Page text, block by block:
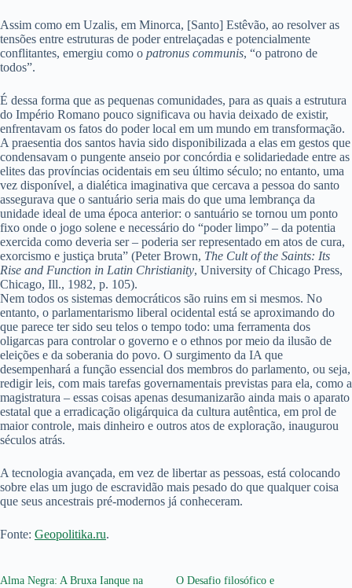
Assim como em Uzalis, em Minorca, [Santo] Estêvão, ao resolver as
tensões entre estruturas de poder entrelaçadas e potencialmente
conflitantes, emergiu como o patronus communis, “o patrono de
todos”.
É dessa forma que as pequenas comunidades, para as quais a estrutura
do Império Romano pouco significava ou havia deixado de existir,
enfrentavam os fatos do poder local em um mundo em transformação.
A praesentia dos santos havia sido disponibilizada a elas em gestos que
condensavam o pungente anseio por concórdia e solidariedade entre as
elites das províncias ocidentais em seu último século; no entanto, uma
vez disponível, a dialética imaginativa que cercava a pessoa do santo
assegurava que o santuário seria mais do que uma lembrança da
unidade ideal de uma época anterior: o santuário se tornou um ponto
fixo onde o jogo solene e necessário do “poder limpo” – da potentia
exercida como deveria ser – poderia ser representado em atos de cura,
exorcismo e justiça bruta” (Peter Brown, The Cult of the Saints: Its
Rise and Function in Latin Christianity, University of Chicago Press,
Chicago, Ill., 1982, p. 105).
Nem todos os sistemas democráticos são ruins em si mesmos. No
entanto, o parlamentarismo liberal ocidental está se aproximando do
que parece ter sido seu telos o tempo todo: uma ferramenta dos
oligarcas para controlar o governo e o ethnos por meio da ilusão de
eleições e da soberania do povo. O surgimento da IA que
desempenhará a função essencial dos membros do parlamento, ou seja,
redigir leis, com mais tarefas governamentais previstas para ela, como a
magistratura – essas coisas apenas desumanizarão ainda mais o aparato
estatal que a erradicação oligárquica da cultura autêntica, em prol de
maior controle, mais dinheiro e outros atos de exploração, inaugurou
séculos atrás.
A tecnologia avançada, em vez de libertar as pessoas, está colocando
sobre elas um jugo de escravidão mais pesado do que qualquer coisa
que seus ancestrais pré-modernos já conheceram.
Fonte: Geopolitika.ru.
Alma Negra: A Bruxa Ianque na
O Desafio filosófico e